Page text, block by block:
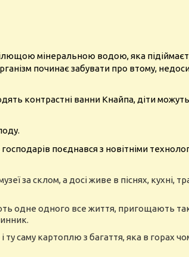
мінеральною водою, яка
починає забувати про втому,
контрастні ванни Кнайпа, діти
поєднався з новітніми
за склом, а досі живе в піснях, кухні,
одне одного все життя, пригощають
саму картоплю з багаття, яка в горах